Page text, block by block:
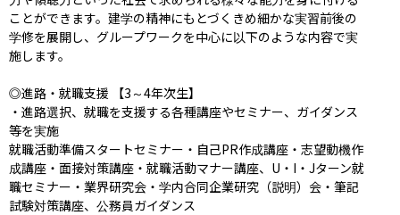
ことができます。建学の精神にもとづくきめ細かな実習前後の
学修を展開し、グループワークを中心に以下のような内容で実
施します。
◎進路・就職支援 【3～4年次生】
・進路選択、就職を支援する各種講座やセミナー、ガイダンス
等を実施
就職活動準備スタートセミナー・自己PR作成講座・志望動機作
成講座・面接対策講座・就職活動マナー講座、U・I・Jターン就
職セミナー・業界研究会・学内合同企業研究（説明）会・筆記
試験対策講座、公務員ガイダンス